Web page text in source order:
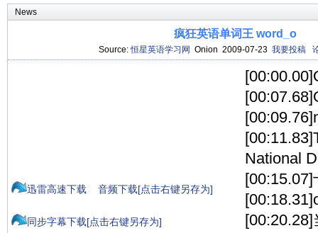
News
疯狂英语单词王 word_o
Source:恒星英语学习网 Onion 2009-07-23 我要投稿
迅雷高速下载 音频下载[点击右键另存为]
同步字幕下载[点击右键另存为]
National
[00:20.28]